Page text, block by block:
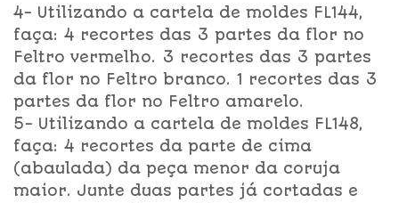
4- Utilizando a cartela de moldes FL144,
faça: 4 recortes das 3 partes da flor no
Feltro vermelho. 3 recortes das 3 partes
da flor no Feltro branco. 1 recortes das 3
partes da flor no Feltro amarelo.
5- Utilizando a cartela de moldes FL148,
faça: 4 recortes da parte de cima
(abaulada) da peça menor da coruja
maior. Junte duas partes já cortadas e